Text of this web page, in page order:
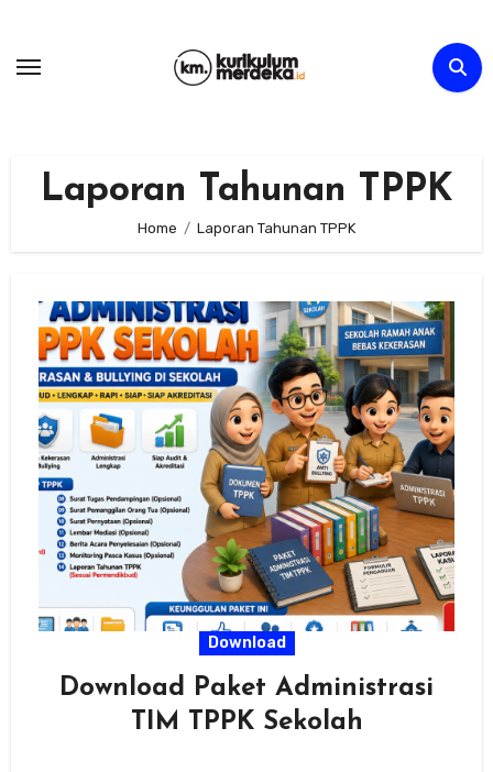
content
Laporan Tahunan TPPK
Home Laporan Tahunan TPPK
Download
Download Paket Administrasi
TIM TPPK Sekolah